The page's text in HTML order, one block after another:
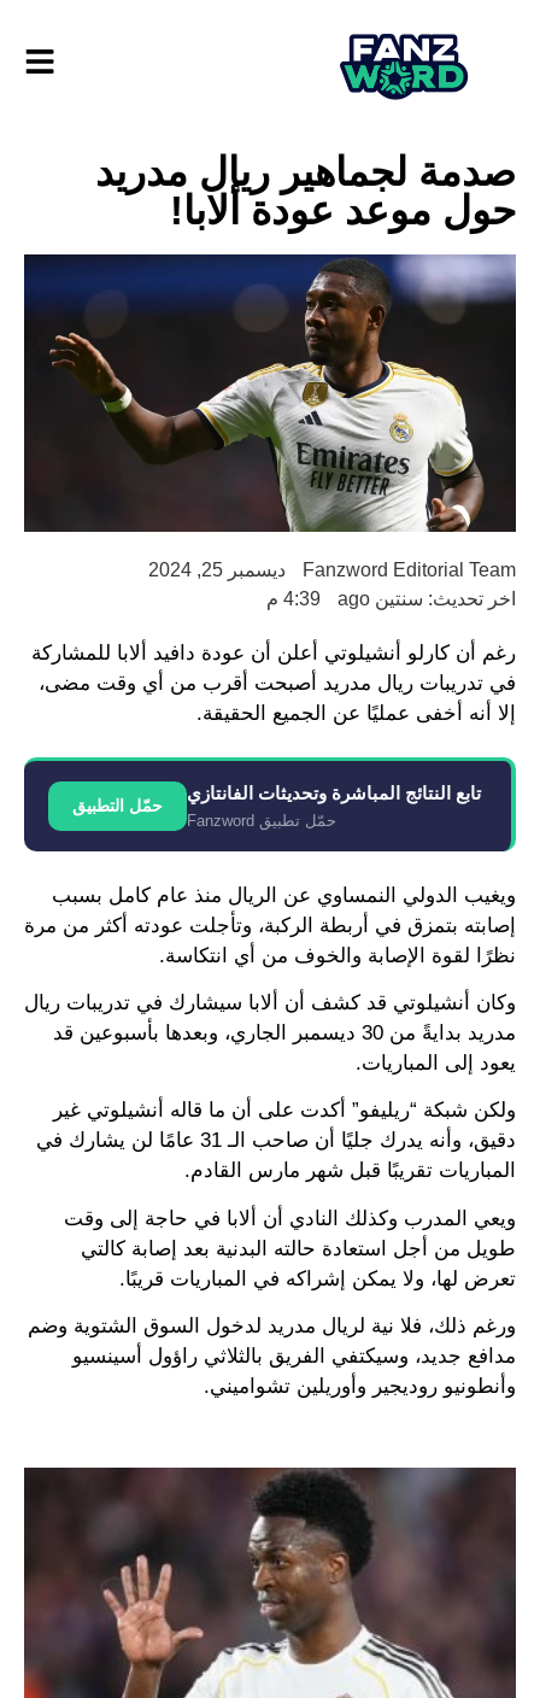
صدمة لجماهير ريال مدريد
حول موعد عودة ألابا!
Fanzword Editorial Team
ديسمبر 25, 2024
اخر تحديث: سنتين ago
4:39 م
رغم أن كارلو أنشيلوتي أعلن أن عودة دافيد ألابا للمشاركة
في تدريبات ريال مدريد أصبحت أقرب من أي وقت مضى،
إلا أنه أخفى عمليًا عن الجميع الحقيقة.
تابع النتائج المباشرة وتحديثات الفانتازي
حمّل تطبيق Fanzword
حمّل التطبيق
ويغيب الدولي النمساوي عن الريال منذ عام كامل بسبب
إصابته بتمزق في أربطة الركبة، وتأجلت عودته أكثر من مرة
نظرًا لقوة الإصابة والخوف من أي انتكاسة.
وكان أنشيلوتي قد كشف أن ألابا سيشارك في تدريبات ريال
مدريد بدايةً من 30 ديسمبر الجاري، وبعدها بأسبوعين قد
يعود إلى المباريات.
ولكن شبكة “ريليفو” أكدت على أن ما قاله أنشيلوتي غير
دقيق، وأنه يدرك جليًا أن صاحب الـ 31 عامًا لن يشارك في
المباريات تقريبًا قبل شهر مارس القادم.
ويعي المدرب وكذلك النادي أن ألابا في حاجة إلى وقت
طويل من أجل استعادة حالته البدنية بعد إصابة كالتي
تعرض لها، ولا يمكن إشراكه في المباريات قريبًا.
ورغم ذلك، فلا نية لريال مدريد لدخول السوق الشتوية وضم
مدافع جديد، وسيكتفي الفريق بالثلاثي راؤول أسينسيو
وأنطونيو روديجير وأوريلين تشواميني.